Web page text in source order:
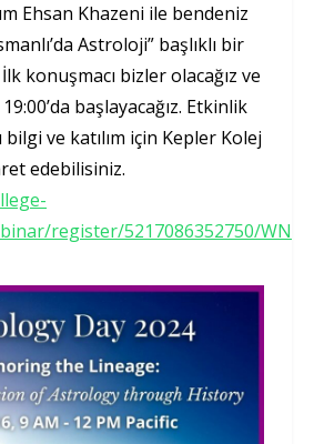
Ehsan Khazeni ile bendeniz
Astroloji” başlıklı bir
konuşmacı bizler olacağız ve
başlayacağız. Etkinlik
bilgi ve katılım için Kepler Kolej
edebilisiniz.
register/5217086352750/